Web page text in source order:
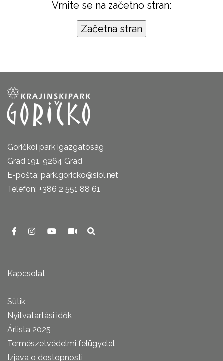
Vrnite se na začetno stran:
Goričkoi park igazgatóság
Grad 191, 9264 Grad
E-pošta: park.goricko@siol.net
Telefon: +386 2 551 88 61
Kapcsolat
Sütik
Nyitvatartási idők
Árlista 2025
Természetvédelmi felügyelet
Izjava o dostopnosti